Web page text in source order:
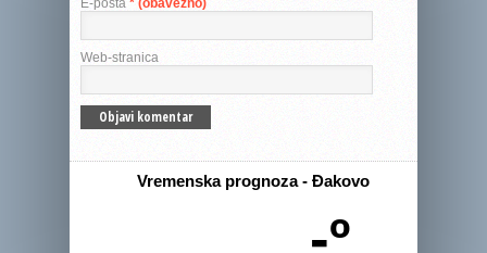
E-pošta * (obavezno)
Web-stranica
Vremenska prognoza - Đakovo
-º